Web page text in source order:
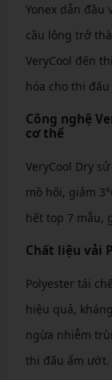
Yonex dẫn đầu
cầu lông trở
VeryCool đến
hóa cho thi
Công nghệ
cơ thể
VeryCool Dry
mồ hôi, giảm
hết top 7 mẫu,
Chất liệu vải
Polyester tái
hiệu quả,
ngừa nhiễm
thi đấu ẩm ướt.